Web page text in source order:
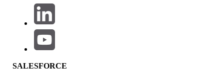
Funktionspåvirkning
SALESFORCE